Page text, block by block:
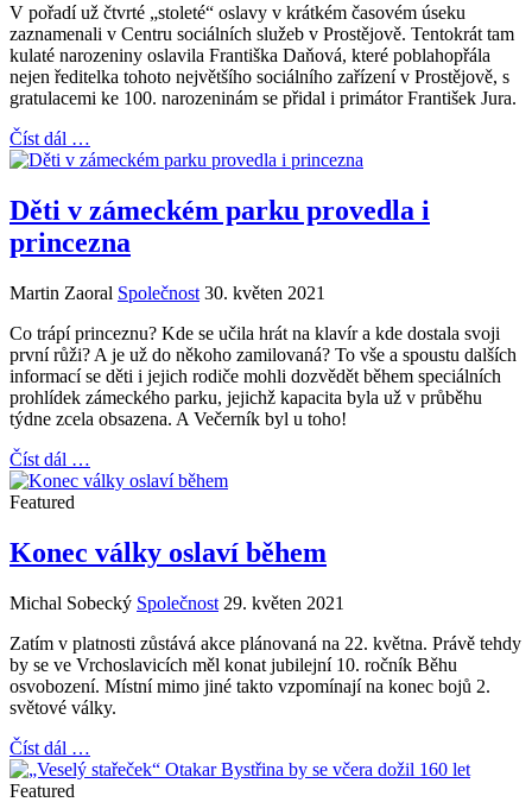
V pořadí už čtvrté „stoleté“ oslavy v krátkém časovém úseku
zaznamenali v Centru sociálních služeb v Prostějově. Tentokrát tam
kulaté narozeniny oslavila Františka Daňová, které poblahopřála
nejen ředitelka tohoto největšího sociálního zařízení v Prostějově, s
gratulacemi ke 100. narozeninám se přidal i primátor František Jura.
Číst dál …
Děti v zámeckém parku provedla i
princezna
Martin Zaoral Společnost 30. květen 2021
Co trápí princeznu? Kde se učila hrát na klavír a kde dostala svoji
první růži? A je už do někoho zamilovaná? To vše a spoustu dalších
informací se děti i jejich rodiče mohli dozvědět během speciálních
prohlídek zámeckého parku, jejichž kapacita byla už v průběhu
týdne zcela obsazena. A Večerník byl u toho!
Číst dál …
Featured
Konec války oslaví během
Michal Sobecký Společnost 29. květen 2021
Zatím v platnosti zůstává akce plánovaná na 22. května. Právě tehdy
by se ve Vrchoslavicích měl konat jubilejní 10. ročník Běhu
osvobození. Místní mimo jiné takto vzpomínají na konec bojů 2.
světové války.
Číst dál …
Featured